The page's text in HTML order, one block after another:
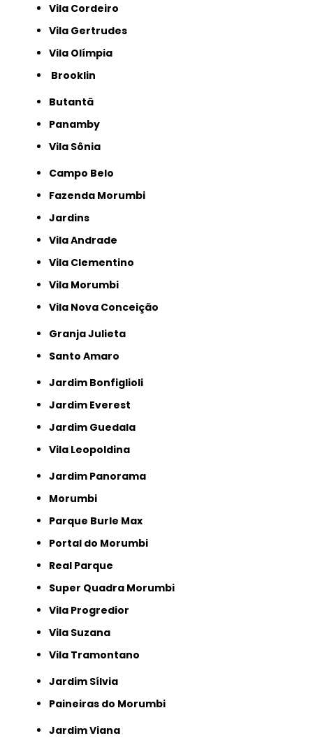
Vila Cordeiro
Vila Gertrudes
Vila Olímpia
Brooklin
Butantã
Panamby
Vila Sônia
Campo Belo
Fazenda Morumbi
Jardins
Vila Andrade
Vila Clementino
Vila Morumbi
Vila Nova Conceição
Granja Julieta
Santo Amaro
Jardim Bonfiglioli
Jardim Everest
Jardim Guedala
Vila Leopoldina
Jardim Panorama
Morumbi
Parque Burle Max
Portal do Morumbi
Real Parque
Super Quadra Morumbi
Vila Progredior
Vila Suzana
Vila Tramontano
Jardim Sílvia
Paineiras do Morumbi
Jardim Viana